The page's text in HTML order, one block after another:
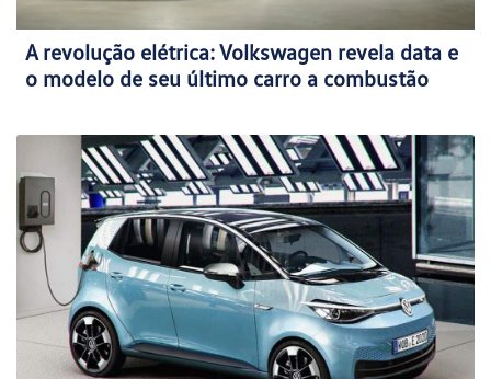
A revolução elétrica: Volkswagen revela data e
o modelo de seu último carro a combustão